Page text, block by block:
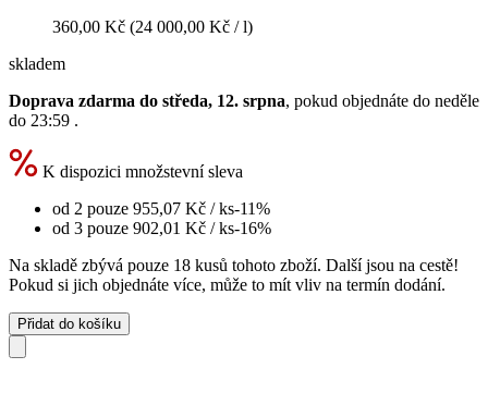
360,00 Kč (24 000,00 Kč / l)
skladem
Doprava zdarma do středa, 12. srpna, pokud objednáte do neděle
do 23:59 .
K dispozici množstevní sleva
od 2 pouze 955,07 Kč / ks-11%
od 3 pouze 902,01 Kč / ks-16%
Na skladě zbývá pouze 18 kusů tohoto zboží. Další jsou na cestě!
Pokud si jich objednáte více, může to mít vliv na termín dodání.
Přidat do košíku